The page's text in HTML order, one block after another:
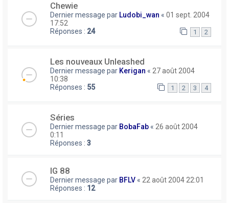
Chewie
Dernier message par Ludobi_wan « 01 sept. 2004
17:52
Réponses : 24 1 2
Les nouveaux Unleashed
Dernier message par Kerigan « 27 août 2004
10:38
Réponses : 55 1 2 3 4
Séries
Dernier message par BobaFab « 26 août 2004
0:11
Réponses : 3
IG 88
Dernier message par BFLV « 22 août 2004 22:01
Réponses : 12